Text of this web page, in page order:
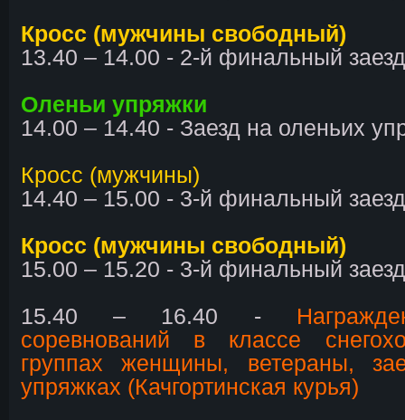
Кросс (мужчины свободный)
13.40 – 14.00 - 2-й финальный заезд
Оленьи упряжки
14.00 – 14.40 - Заезд на оленьих
Кросс (мужчины)
14.40 – 15.00 - 3-й финальный заезд
Кросс (мужчины свободный)
15.00 – 15.20 - 3-й финальный заезд
15.40 – 16.40 -
соревнований в классе
группах женщины, ветераны,
упряжках (Качгортинская курья)